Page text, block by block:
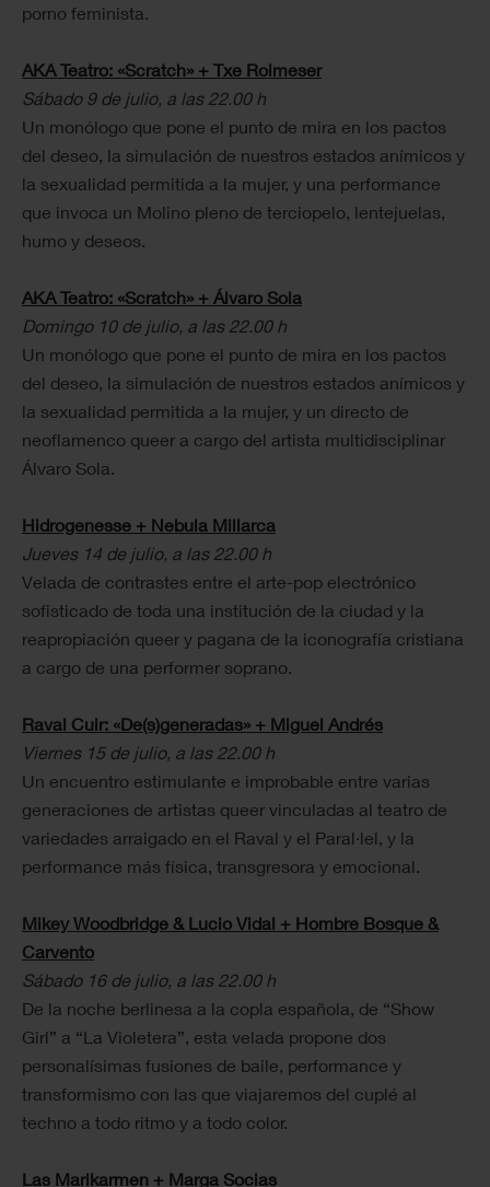
porno feminista.
AKA Teatro: «Scratch» + Txe Roimeser
Sábado 9 de julio, a las 22.00 h
Un monólogo que pone el punto de mira en los pactos
del deseo, la simulación de nuestros estados anímicos y
la sexualidad permitida a la mujer, y una performance
que invoca un Molino pleno de terciopelo, lentejuelas,
humo y deseos.
AKA Teatro: «Scratch» + Álvaro Sola
Domingo 10 de julio, a las 22.00 h
Un monólogo que pone el punto de mira en los pactos
del deseo, la simulación de nuestros estados anímicos y
la sexualidad permitida a la mujer, y un directo de
neoflamenco queer a cargo del artista multidisciplinar
Álvaro Sola.
Hidrogenesse + Nebula Millarca
Jueves 14 de julio, a las 22.00 h
Velada de contrastes entre el arte-pop electrónico
sofisticado de toda una institución de la ciudad y la
reapropiación queer y pagana de la iconografía cristiana
a cargo de una performer soprano.
Raval Cuir: «De(s)generadas» + Miguel Andrés
Viernes 15 de julio, a las 22.00 h
Un encuentro estimulante e improbable entre varias
generaciones de artistas queer vinculadas al teatro de
variedades arraigado en el Raval y el Paral·lel, y la
performance más física, transgresora y emocional.
Mikey Woodbridge & Lucio Vidal + Hombre Bosque &
Carvento
Sábado 16 de julio, a las 22.00 h
De la noche berlinesa a la copla española, de “Show
Girl” a “La Violetera”, esta velada propone dos
personalísimas fusiones de baile, performance y
transformismo con las que viajaremos del cuplé al
techno a todo ritmo y a todo color.
Las Marikarmen + Marga Socias